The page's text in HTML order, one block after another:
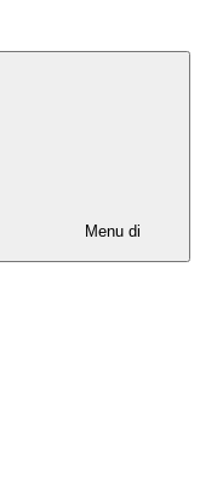
Menu di